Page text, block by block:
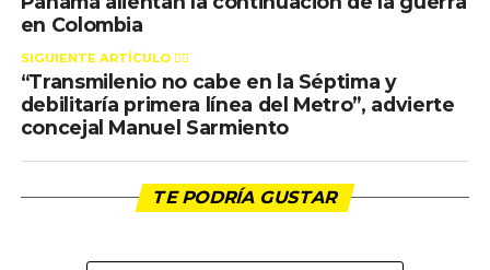
en Colombia
SIGUIENTE ARTÍCULO 👈🏻
“Transmilenio no cabe en la Séptima y
debilitaría primera línea del Metro”, advierte
concejal Manuel Sarmiento
TE PODRÍA GUSTAR